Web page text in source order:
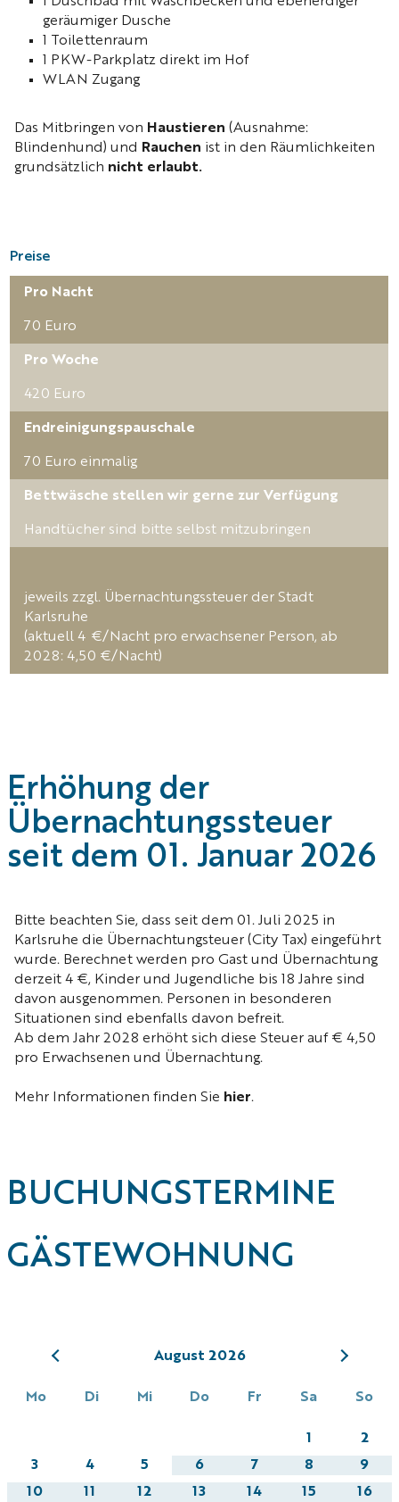
geräumiger Dusche
1 Toilettenraum
1 PKW-Parkplatz direkt im Hof
WLAN Zugang
Das Mitbringen von Haustieren (Ausnahme:
Blindenhund) und
Rauchen ist in den Räumlichkeiten
grundsätzlich nicht erlaubt.
Preise
jeweils zzgl. Übernachtungssteuer der Stadt
Karlsruhe
(aktuell 4 €/Nacht pro erwachsener Person, ab
2028: 4,50 €/Nacht)
Pro Nacht
70 Euro
Pro Woche
420 Euro
Endreinigungs­pauschale
70 Euro einmalig
Bettwäsche stellen wir gerne zur Verfügung
Handtücher sind bitte selbst mitzubringen
Erhöhung der
Übernachtungssteuer
seit dem 01. Januar 2026
Bitte beachten Sie, dass seit dem 01. Juli 2025 in
Karlsruhe die Übernachtungsteuer (City Tax) eingeführt
wurde. Berechnet werden pro Gast und Übernachtung
derzeit 4 €, Kinder und Jugendliche bis 18 Jahre sind
davon ausgenommen. Personen in besonderen
Situationen sind ebenfalls davon befreit.
Ab dem Jahr 2028 erhöht sich diese Steuer auf € 4,50
pro Erwachsenen und Übernachtung.
Mehr Informationen finden Sie hier.
BUCHUNGS­­TERMINE
GÄSTE­WOHNUNG
August 2026
Mo Di Mi Do Fr Sa So
1
2
3
4 5 6 7 8
9
10
11 12 13 14 15
16